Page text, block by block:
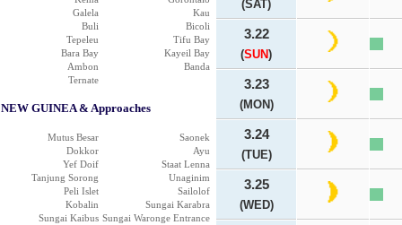
Galela
Kau
Buli
Bicoli
Tepeleu
Tifu Bay
Bara Bay
Kayeil Bay
Ambon
Banda
Ternate
NEW GUINEA & Approaches
Mutus Besar
Saonek
Dokkor
Ayu
Yef Doif
Staat Lenna
Tanjung Sorong
Unaginim
Peli Islet
Sailolof
Kobalin
Sungai Karabra
Sungai Kaibus Sungai Waronge Entrance
(SAT)
3.22
(SUN)
3.23
(MON)
3.24
(TUE)
3.25
(WED)